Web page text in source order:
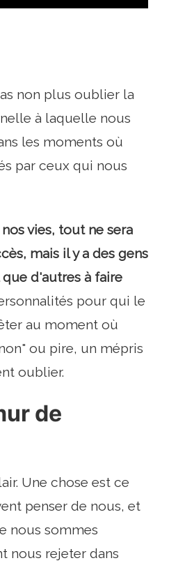
non plus oublier la
à laquelle nous
les moments où
par ceux qui nous
vies, tout ne sera
mais il y a des gens
d'autres à faire
pour qui le
au moment où
ou pire, un mépris
oublier.
de
Une chose est ce
penser de nous, et
nous sommes
nous rejeter dans